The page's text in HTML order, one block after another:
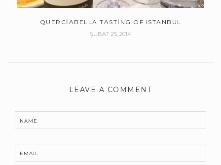
QUERCIABELLA TASTING OF ISTANBUL
ŞUBAT 25, 2014
LEAVE A COMMENT
NAME
EMAIL